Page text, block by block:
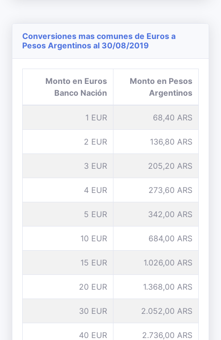
Conversiones mas comunes de Euros a
Pesos Argentinos al 30/08/2019
Monto en Euros
Banco Nación
Monto en Pesos
Argentinos
1 EUR 68,40 ARS
2 EUR 136,80 ARS
3 EUR 205,20 ARS
4 EUR 273,60 ARS
5 EUR 342,00 ARS
10 EUR 684,00 ARS
15 EUR 1.026,00 ARS
20 EUR 1.368,00 ARS
30 EUR 2.052,00 ARS
40 EUR 2.736,00 ARS